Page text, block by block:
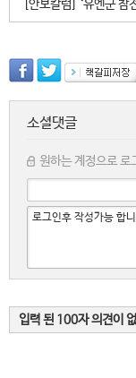
[안보칼럼] ‘유엔군 참
소셜댓글
원하는 계정으로 로
입력 된 100자 의견이